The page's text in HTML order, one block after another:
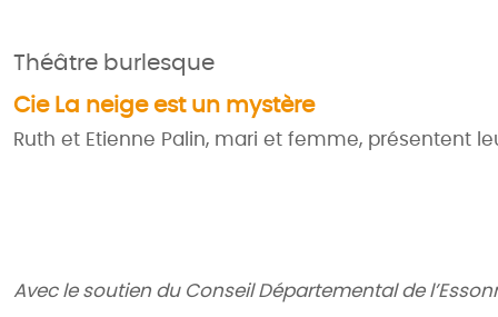
Théâtre burlesque
Cie La neige est un mystère
Ruth et Etienne Palin, mari et femme, présentent
Avec le soutien du Conseil Départemental de